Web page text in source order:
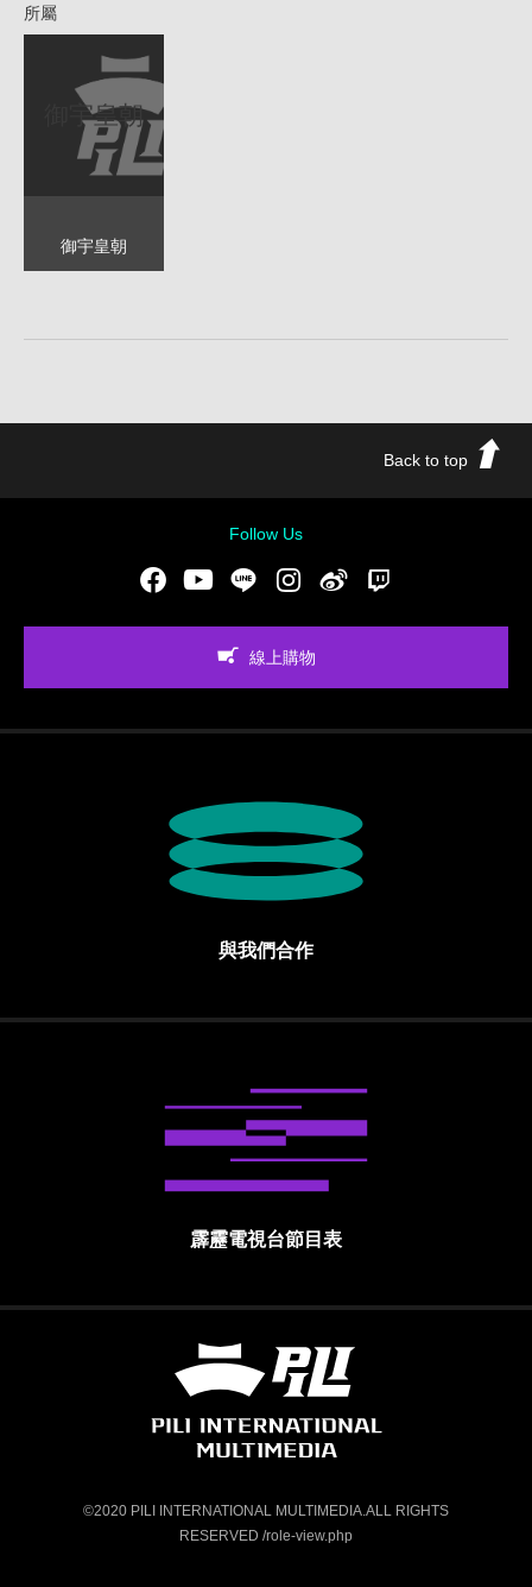
所屬
御宇皇朝
御宇皇朝
Back to top
Follow Us
FacebookYoutubeLINE Instgram新浪微博
線上購物
與我們合作
霹靂電視台節目表
霹靂國際多媒體股份有限公司 PILI
©2020 PILI INTERNATIONAL MULTIMEDIA.ALL RIGHTS
RESERVED /role-view.php